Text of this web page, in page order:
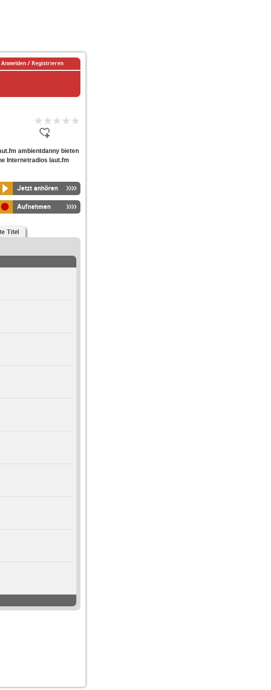
Anmelden / Registrieren
ambientdanny bieten
Internetradios laut.fm
Jetzt anhören
Aufnehmen
Titel